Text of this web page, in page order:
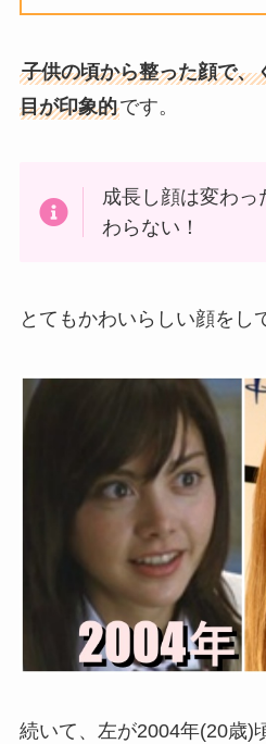
子供の頃から整った顔で、
目が印象的です。
成長し顔は変わ
わらない！
とてもかわいらしい顔をし
続いて、左が2004年(20歳)